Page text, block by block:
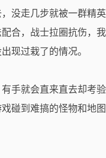
没走几步就被一群精
合，战士拉圈抗伤，
现过栽了的情况。
手就会直来直去却考
碰到难搞的怪物和地